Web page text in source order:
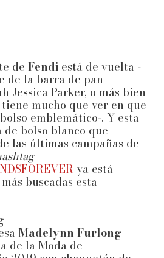
de Fendi está de vuelta -
de la barra de pan
Jessica Parker, o más bien
mucho que ver en que
emblemático-. Y esta
bolso blanco que
las últimas campañas de
ya está
buscadas esta
Madelynn Furlong
de la Moda de